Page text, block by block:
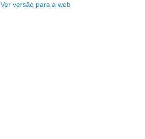
Ver versão para a web